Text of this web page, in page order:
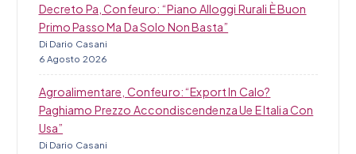
Decreto Pa, Confeuro: “Piano Alloggi Rurali È Buon
Primo Passo Ma Da Solo Non Basta”
Di Dario Casani
6 Agosto 2026
Agroalimentare, Confeuro: “Export In Calo?
Paghiamo Prezzo Accondiscendenza Ue E Italia Con
Usa”
Di Dario Casani